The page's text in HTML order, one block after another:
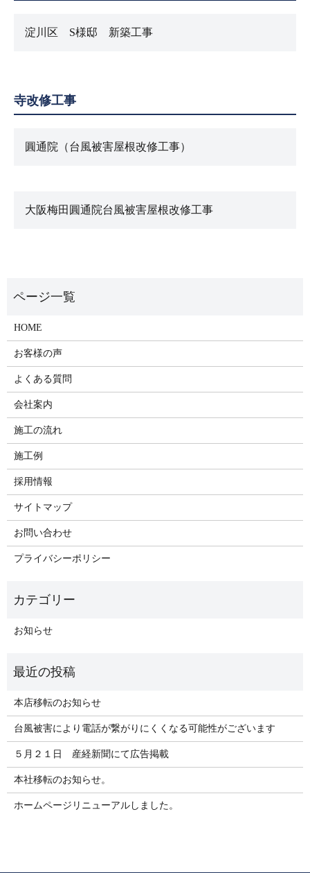
淀川区 S様邸 新築工事
寺改修工事
圓通院（台風被害屋根改修工事）
大阪梅田圓通院台風被害屋根改修工事
HOME
お客様の声
よくある質問
会社案内
施工の流れ
施工例
採用情報
サイトマップ
お問い合わせ
プライバシーポリシー
お知らせ
本店移転のお知らせ
台風被害により電話が繋がりにくくなる可能性がございます
５月２１日 産経新聞にて広告掲載
本社移転のお知らせ。
ホームページリニューアルしました。